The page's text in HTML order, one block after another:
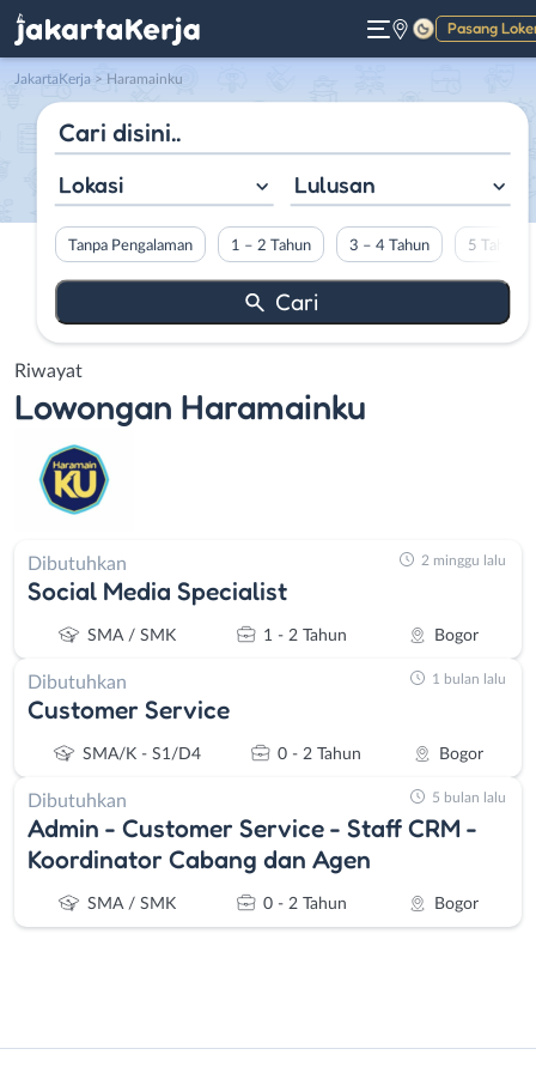
Pasang
Gelap
JakartaKerja > Haramainku
Lokasi Lulusan
Tanpa Pengalaman 1 – 2 Tahun 3 – 4 Tahun 5 Tahun
Riwayat
Lowongan Haramainku
Dibutuhkan
Social Media Specialist
SMA / SMK 1 - 2 Tahun Bogor
2 minggu lalu
Dibutuhkan
Customer Service
SMA/K - S1/D4 0 - 2 Tahun Bogor
1 bulan lalu
Dibutuhkan
Admin - Customer Service - Staff CRM -
Koordinator Cabang dan Agen
SMA / SMK 0 - 2 Tahun Bogor
5 bulan lalu
Administrasi
Bebas